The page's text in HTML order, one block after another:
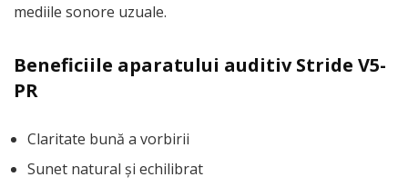
mediile sonore uzuale.
Beneficiile aparatului auditiv Stride V5-
PR
Claritate bună a vorbirii
Sunet natural și echilibrat